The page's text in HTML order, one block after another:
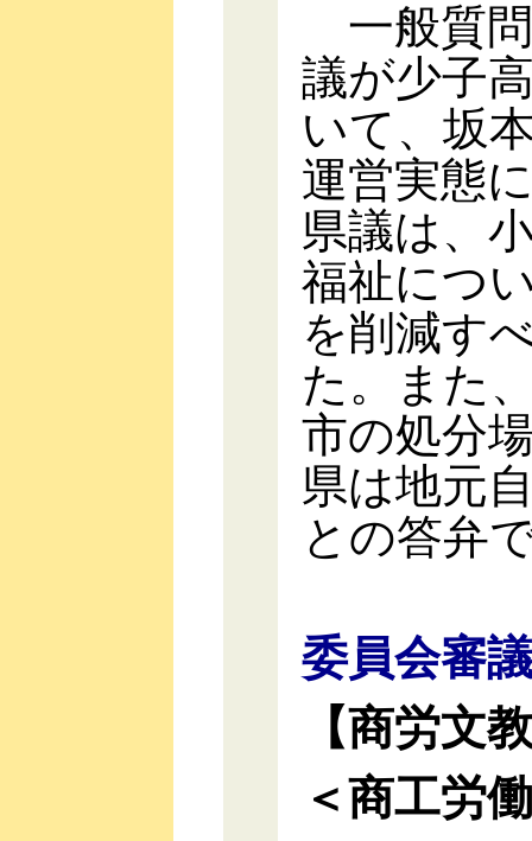
一般質
議が少子
いて、坂
運営実態
県議は、
福祉につ
を削減す
た。また
市の処分
県は地元
との答弁
委員会審
【商労文
＜商工労